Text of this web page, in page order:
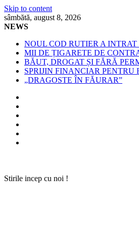
Skip to content
sâmbătă, august 8, 2026
NEWS
NOUL COD RUTIER A
MII DE ȚIGARETE DE
BĂUT, DROGAT ȘI FĂRĂ
SPRIJIN FINANCIAR PENTRU
„DRAGOSTE ÎN FĂURAR”
Stirile incep cu noi !